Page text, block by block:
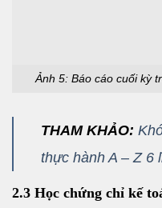
Ảnh 5: Báo cáo cuối kỳ
THAM KHẢO:
thực hành A – Z 6
2.3 Học chứng chỉ kế